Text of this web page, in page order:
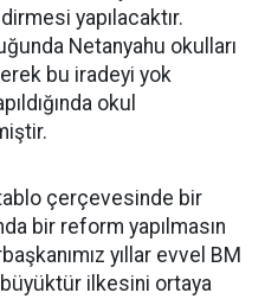
yapılacaktır.
Netanyahu okulları
bu iradeyi yok
okul
çerçevesinde bir
bir reform yapılmasın
yıllar evvel BM
ilkesini ortaya